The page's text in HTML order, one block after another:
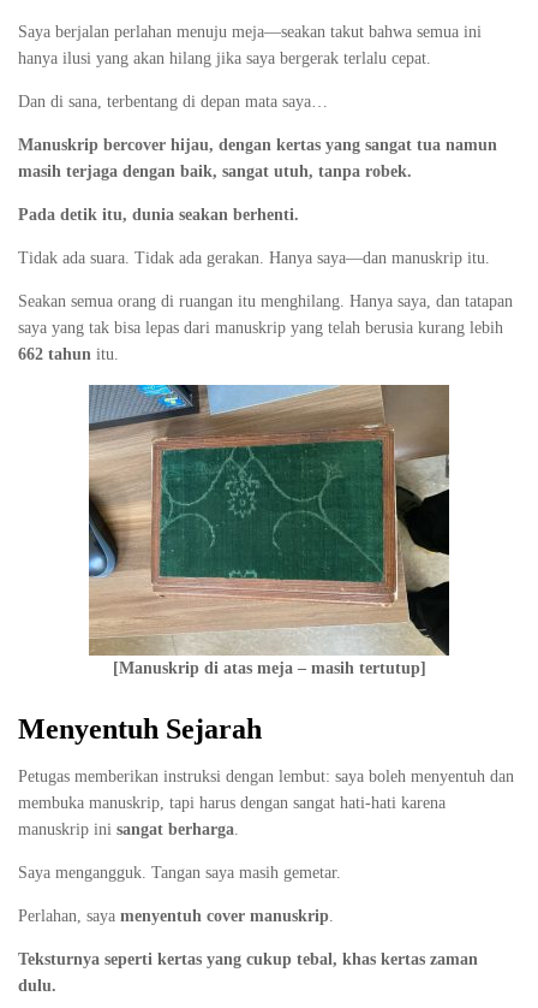
Saya berjalan perlahan menuju meja—seakan takut bahwa semua ini
hanya ilusi yang akan hilang jika saya bergerak terlalu cepat.
Dan di sana, terbentang di depan mata saya…
Manuskrip bercover hijau, dengan kertas yang sangat tua namun
masih terjaga dengan baik, sangat utuh, tanpa robek.
Pada detik itu, dunia seakan berhenti.
Tidak ada suara. Tidak ada gerakan. Hanya saya—dan manuskrip itu.
Seakan semua orang di ruangan itu menghilang. Hanya saya, dan tatapan
saya yang tak bisa lepas dari manuskrip yang telah berusia kurang lebih
662 tahun itu.
[Manuskrip di atas meja – masih tertutup]
Menyentuh Sejarah
Petugas memberikan instruksi dengan lembut: saya boleh menyentuh dan
membuka manuskrip, tapi harus dengan sangat hati-hati karena
manuskrip ini sangat berharga.
Saya mengangguk. Tangan saya masih gemetar.
Perlahan, saya menyentuh cover manuskrip.
Teksturnya seperti kertas yang cukup tebal, khas kertas zaman
dulu.